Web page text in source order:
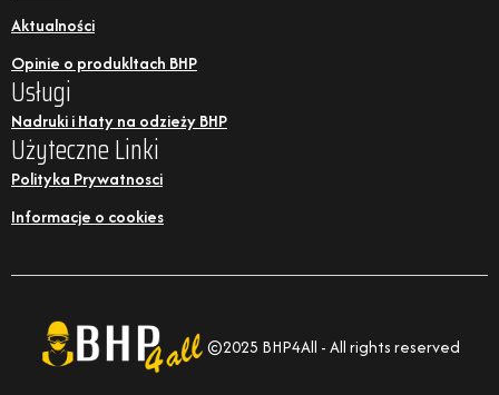
Aktualności
Opinie o produkltach BHP
Usługi
Nadruki i Haty na odzieży BHP
Użyteczne Linki
Polityka Prywatnosci
Informacje o cookies
©2025 BHP4All - All rights reserved